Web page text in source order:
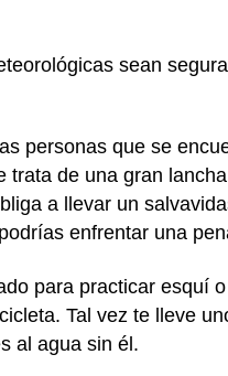
sean
personas que se
trata de una gran
a llevar un
enfrentar una
para practicar esquí
Tal vez te lleve
al agua sin él.